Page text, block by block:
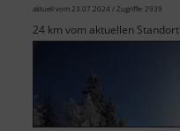
aktuell vom 23.07.2024 / Zugriffe: 2939
24 km vom aktuellen Standort